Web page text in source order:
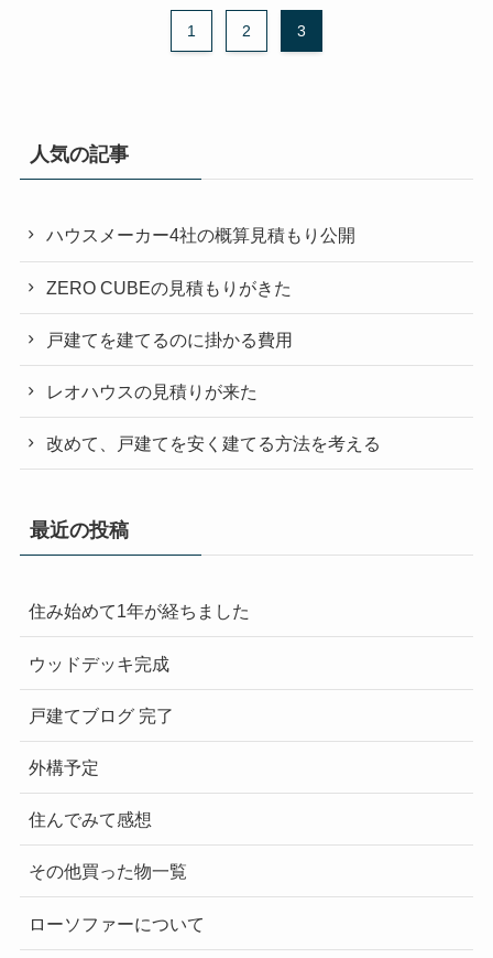
1 2 3
人気の記事
ハウスメーカー4社の概算見積もり公開
ZERO CUBEの見積もりがきた
戸建てを建てるのに掛かる費用
レオハウスの見積りが来た
改めて、戸建てを安く建てる方法を考える
最近の投稿
住み始めて1年が経ちました
ウッドデッキ完成
戸建てブログ 完了
外構予定
住んでみて感想
その他買った物一覧
ローソファーについて